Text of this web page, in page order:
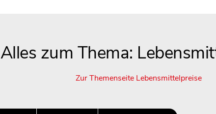
Alles zum Thema:
Zur Themenseite Lebensmittelpreise